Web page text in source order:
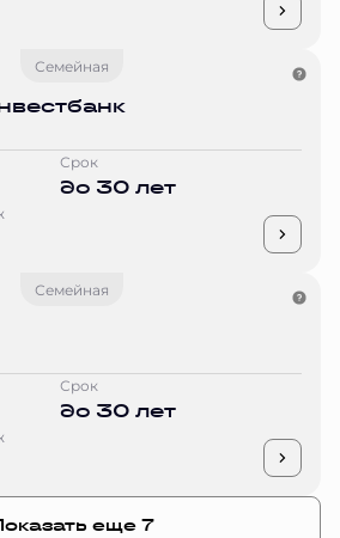
Семейная
Срок
до 30 лет
Семейная
Срок
до 30 лет
еще 7